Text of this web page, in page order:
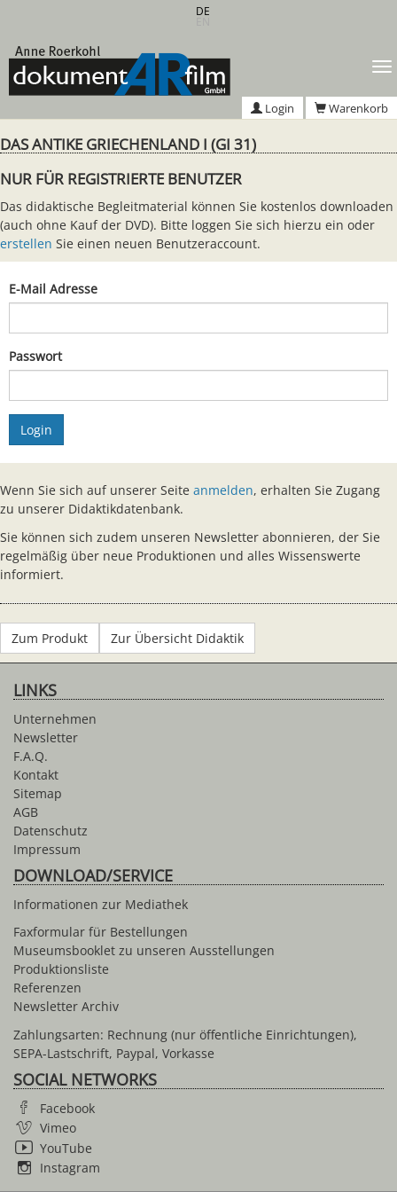
springen
DE
Login Warenkorb
DAS ANTIKE GRIECHENLAND I (GI 31)
NUR FÜR REGISTRIERTE BENUTZER
Das didaktische Begleitmaterial können Sie kostenlos downloaden
(auch ohne Kauf der DVD). Bitte loggen Sie sich hierzu ein oder
erstellen Sie einen neuen Benutzeraccount.
E-Mail Adresse
Passwort
Login
Wenn Sie sich auf unserer Seite anmelden, erhalten Sie Zugang
zu unserer Didaktikdatenbank.
Sie können sich zudem unseren Newsletter abonnieren, der Sie
regelmäßig über neue Produktionen und alles Wissenswerte
informiert.
Zum Produkt Zur Übersicht Didaktik
LINKS
Unternehmen
Newsletter
F.A.Q.
Kontakt
Sitemap
AGB
Datenschutz
Impressum
DOWNLOAD/SERVICE
Informationen zur Mediathek
Faxformular für Bestellungen
Museumsbooklet zu unseren Ausstellungen
Produktionsliste
Referenzen
Newsletter Archiv
Zahlungsarten: Rechnung (nur öffentliche Einrichtungen),
SEPA-Lastschrift, Paypal, Vorkasse
SOCIAL NETWORKS
Facebook
Vimeo
YouTube
Instagram